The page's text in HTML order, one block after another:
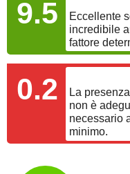
9.5
Eccellente
incredibile
fattore
0.2
La
non è
necessario
minimo.